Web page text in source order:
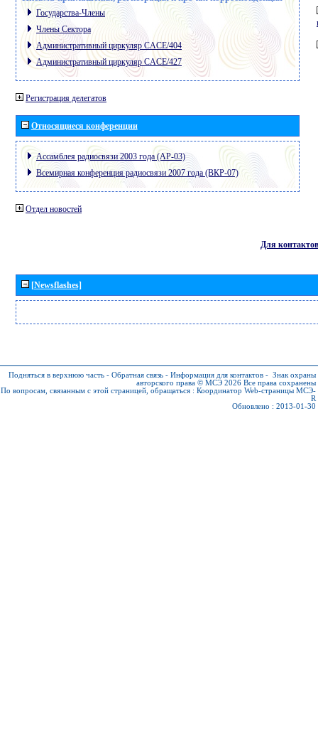
Государства-Члены
Члены Сектора
Административный циркуляр CACE/404
Административный циркуляр CACE/427
Регистрация делегатов
Относящиеся конференции
Ассамблея радиосвязи 2003 года (АР-03)
Всемирная конференция радиосвязи 2007 года (ВКР-07)
Отдел новостей
Для контактов
[Newsflashes]
Подняться в верхнюю часть - Обратная связь - Информация для контактов - Знак охраны
авторского права © МСЭ 2026 Все права сохранены
По вопросам, связанным с этой страницей, обращаться : Координатор Web-страницы МСЭ-
R
Обновлено : 2013-01-30